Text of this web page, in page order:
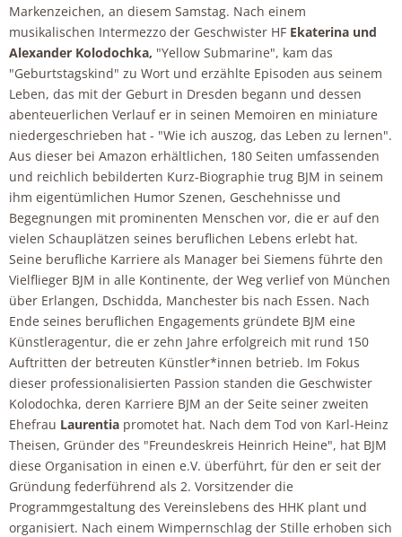
Markenzeichen, an diesem Samstag. Nach einem
musikalischen Intermezzo der Geschwister HF Ekaterina und
Alexander Kolodochka, "Yellow Submarine", kam das
"Geburtstagskind" zu Wort und erzählte Episoden aus seinem
Leben, das mit der Geburt in Dresden begann und dessen
abenteuerlichen Verlauf er in seinen Memoiren en miniature
niedergeschrieben hat - "Wie ich auszog, das Leben zu lernen".
Aus dieser bei Amazon erhältlichen, 180 Seiten umfassenden
und reichlich bebilderten Kurz-Biographie trug BJM in seinem
ihm eigentümlichen Humor Szenen, Geschehnisse und
Begegnungen mit prominenten Menschen vor, die er auf den
vielen Schauplätzen seines beruflichen Lebens erlebt hat.
Seine berufliche Karriere als Manager bei Siemens führte den
Vielflieger BJM in alle Kontinente, der Weg verlief von München
über Erlangen, Dschidda, Manchester bis nach Essen. Nach
Ende seines beruflichen Engagements gründete BJM eine
Künstleragentur, die er zehn Jahre erfolgreich mit rund 150
Auftritten der betreuten Künstler*innen betrieb. Im Fokus
dieser professionalisierten Passion standen die Geschwister
Kolodochka, deren Karriere BJM an der Seite seiner zweiten
Ehefrau Laurentia promotet hat. Nach dem Tod von Karl-Heinz
Theisen, Gründer des "Freundeskreis Heinrich Heine", hat BJM
diese Organisation in einen e.V. überführt, für den er seit der
Gründung federführend als 2. Vorsitzender die
Programmgestaltung des Vereinslebens des HHK plant und
organisiert. Nach einem Wimpernschlag der Stille erhoben sich